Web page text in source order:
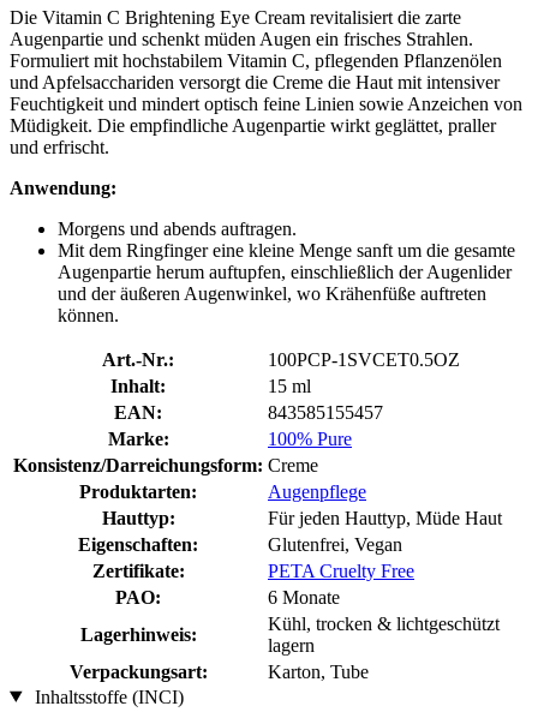
Die Vitamin C Brightening Eye Cream revitalisiert die zarte
Augenpartie und schenkt müden Augen ein frisches Strahlen.
Formuliert mit hochstabilem Vitamin C, pflegenden Pflanzenölen
und Apfelsacchariden versorgt die Creme die Haut mit intensiver
Feuchtigkeit und mindert optisch feine Linien sowie Anzeichen von
Müdigkeit. Die empfindliche Augenpartie wirkt geglättet, praller
und erfrischt.
Anwendung:
Morgens und abends auftragen.
Mit dem Ringfinger eine kleine Menge sanft um die gesamte
Augenpartie herum auftupfen, einschließlich der Augenlider
und der äußeren Augenwinkel, wo Krähenfüße auftreten
können.
Art.-Nr.:
100PCP-1SVCET0.5OZ
Inhalt:
15 ml
EAN:
843585155457
Marke:
100% Pure
Konsistenz/Darreichungsform: Creme
Produktarten:
Augenpflege
Hauttyp:
Für jeden Hauttyp, Müde Haut
Eigenschaften:
Glutenfrei, Vegan
Zertifikate:
PETA Cruelty Free
PAO:
6 Monate
Lagerhinweis:
Kühl, trocken & lichtgeschützt
lagern
Verpackungsart:
Karton, Tube
Inhaltsstoffe (INCI)